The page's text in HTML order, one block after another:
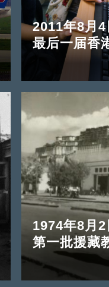
2011年8月4
最后一届香
1974年8月2
第一批援藏